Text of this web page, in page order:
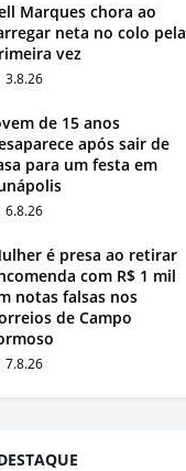
Marques chora ao
neta no colo pela
vez
3.8.26
de 15 anos
após sair de
para um festa em
6.8.26
é presa ao retirar
com R$ 1 mil
notas falsas nos
de Campo
7.8.26